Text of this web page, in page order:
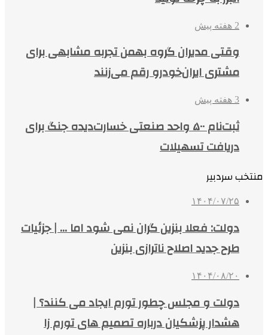
2 هفته پیش
وقتی مدیران گروه بهمن تجربه مشابهی برای
مشتری ایران‌خودرو رقم می‌زنند
3 هفته پیش
ثبت‌نام ۵۰۰ واحد صنعتی خسارت‌دیده جنگ برای
دریافت تسهیلات
منتخب سردبیر
۱۴۰۴/۰۷/۲۵
دولت: فعلا بنزین گران نمی شود اما … | جزئیات
طرح جدید اصلاح ناترازی بنزین
۱۴۰۴/۰۸/۲۰
دولت و مجلس چطور تورم ایجاد می کنند؟ |
هشدار پزشکیان درباره تصمیم های تورم زا